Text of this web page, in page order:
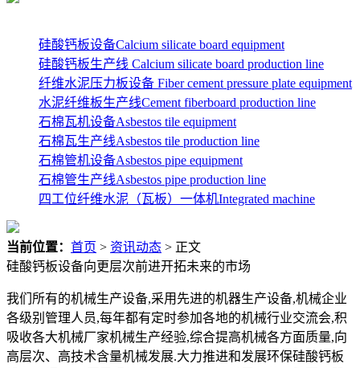
硅酸钙板设备Calcium silicate board equipment
硅酸钙板生产线 Calcium silicate board production line
纤维水泥压力板设备 Fiber cement pressure plate equipment
水泥纤维板生产线Cement fiberboard production line
石棉瓦机设备Asbestos tile equipment
石棉瓦生产线Asbestos tile production line
石棉管机设备Asbestos pipe equipment
石棉管生产线Asbestos pipe production line
四工位纤维水泥（瓦板）一体机Integrated machine
当前位置： 首页 > 资讯动态 > 正文
硅酸钙板设备向更层次前进开拓未来的市场
我们所有的机械生产设备,采用先进的机器生产设备,机械企业
各级别管理人员,每年都有定时参加各地的机械行业交流会,积
吸收各大机械厂家机械生产经验,综合提高机械各方面质量,向
高层次、高技术含量机械发展.大力推进和发展环保硅酸钙板